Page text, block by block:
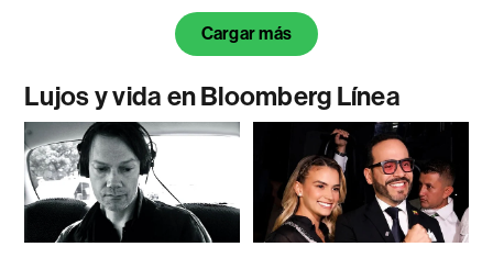
Cargar más
Lujos y vida en Bloomberg Línea